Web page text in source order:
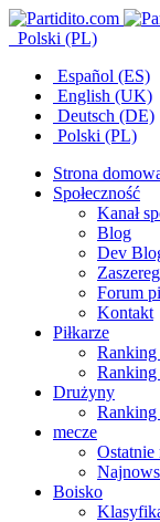
Polski (PL)
Español (ES)
English (UK)
Deutsch (DE)
Polski (PL)
Strona
Społeczność
Kanał
Blog
Dev
Forum
Kontakt
Piłkarze
Ranking
Drużyny
Ranking
mecze
Ostatnie
Boisko